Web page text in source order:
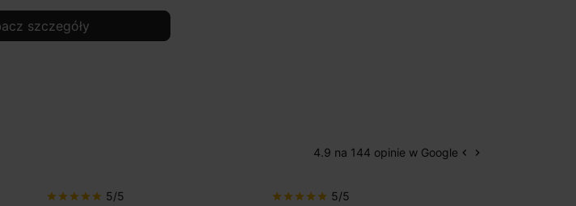
szczegóły
4.9 na 144 opinie w Google Poprzedni
keyboard_arrow_left Następny
keyboard_arrow_right
star star star star star 5/5 star star star star star 5/5